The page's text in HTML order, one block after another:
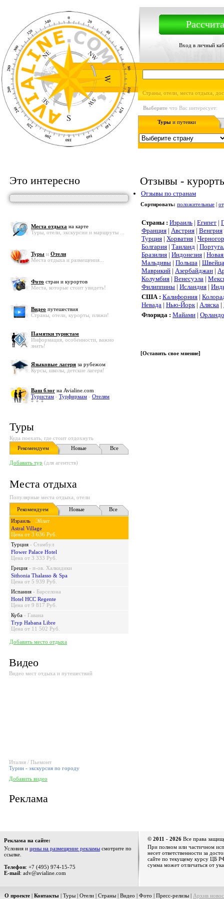
Вход в личный
Страны, отели, места отдыха,
Выберите что Вас интересует:
Туры и путевки
Это интересно
Места отдыха на карте
Туры, отели, экскурсии и маршруты ...
Туры и Отели
Места отдыха и размещения...
Фото стран и курортов
Места, которые стоит увидеть!
Видео путешествия
Страны, отели, курорты, пляжи!
Памятки туристам
Информация, особенности, важно
знать!
Языковые лагеря за рубежом
Курсы, школы, детские лагеря!
Ваш блог на Avialine.com
Туристам - Турфирмам - Отелям
Туры
Куда поехать, где стоит отдохнуть
Рекомендуем
Новые Все
Добавить тур (для агентств)
Места отдыха
Популярные места отдыха, отели
Рекомендуем
Новые
Все
Израиль - Эйлат
Astral Village
Цена от 3 636 Руб.
Турция - Стамбул
Flower Palace Hotel
Цена от 3 333 Руб.
Греция - п-ов. Халкидики
Sithonia Thalasso & Spa
Цена от 5 939 Руб.
Испания - Барселона
Hotel HCC Regente
Цена от 9 817 Руб.
Куба - Гавана
Tryp Habana Libre
Цена от 11 502 Руб.
Добавить место отдыха
Видео
Видео мест отдыха и путешествий
Италия / Пьемонт
Турин - экскурсия по городу
Добавить видео
Реклама
Отзывы -
Отзывы по странам
Сортировать: положительные |
Страны : Израиль | Египет |
Франция | Австрия | Венгрия
Турция | Хорватия |
Болгария | Таиланд |
Бразилия | Индонезия |
Мальдивы | Польша |
Маврикий | Азербайджан |
Колумбия | Венесуэла |
Филиппины | Исландия |
США : Калифорния |
Невада | Нью-Йорк| Аляска |
Флорида : Майами | Орландо
[Оставить свое мнение]
Реклама на сайте:
Условия и цены на размещение рекламы смотрите по
ссылке.
Телефон: +7 (495) 974-15-75
E-mail: adv@avialine.com
© 2011 - 2026 Все права
При полном или частичном
несет ответственности за
сайте по текущему курсу ЦБ
сумма может отличаться от
О проекте | Контакты | Туры | Отели | Страны | Видео | Фото | Пресс-релизы | Архив